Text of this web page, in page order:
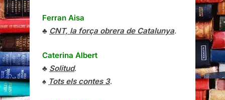
Ferran Aisa
♣ CNT, la força obrera de Catalunya.
Caterina Albert
♣ Solitud.
♠ Tots els contes 3.